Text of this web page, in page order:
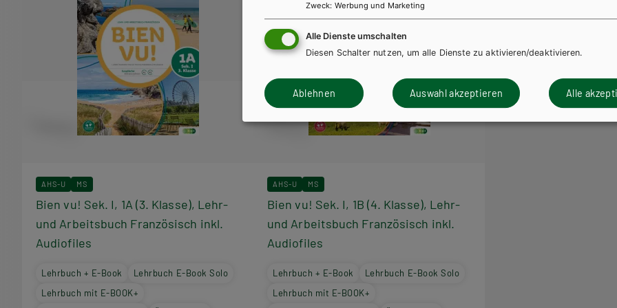
AHS-U MS
Bien vu! Sek. I, 1A (3. Klasse), Lehr-
und Arbeitsbuch Französisch inkl.
Audiofiles
Lehrbuch + E-Book
Lehrbuch E-Book Solo
Lehrbuch mit E-BOOK+
AHS-U MS
Bien vu! Sek. I, 1B (4. Klasse), Lehr-
und Arbeitsbuch Französisch inkl.
Audiofiles
Lehrbuch + E-Book
Lehrbuch E-Book Solo
Lehrbuch mit E-BOOK+
Zweck: Werbung und Marketing
Alle Dienste umschalten
Diesen Schalter nutzen, um alle Dienste zu aktivieren/deaktivieren.
Ablehnen Auswahl akzeptieren Alle